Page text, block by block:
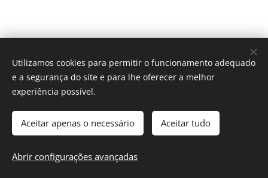
© Ralis Madeira Virtual
Discord - Ralis Madeira Virtual
Utilizamos cookies para permitir o funcionamento adequado
e a segurança do site e para lhe oferecer a melhor
experiência possível.
Aceitar apenas o necessário Aceitar tudo
Abrir configurações avançadas